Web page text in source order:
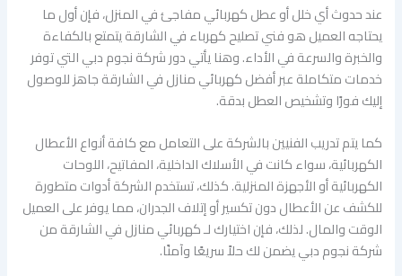
عند حدوث أي خلل أو عطل كهربائي مفاجئ في المنزل، فإن أول ما
يحتاجه العميل هو فني تصليح كهرباء في الشارقة يتمتع بالكفاءة
والخبرة والسرعة في الأداء. وهنا يأتي دور شركة نجوم دبي التي توفر
خدمات متكاملة عبر أفضل كهربائي منازل في الشارقة جاهز للوصول
إليك فورًا وتشخيص العطل بدقة.
كما يتم تدريب الفنيين بالشركة على التعامل مع كافة أنواع الأعطال
الكهربائية، سواء كانت في الأسلاك الداخلية، المفاتيح، اللوحات
الكهربائية أو الأجهزة المنزلية. كذلك، تستخدم الشركة أدوات متطورة
للكشف عن الأعطال دون تكسير أو إتلاف الجدران، مما يوفر على العميل
الوقت والمال. لذلك، فإن اختيارك لـ كهربائي منازل في الشارقة من
شركة نجوم دبي يضمن لك حلاً سريعًا وآمنًا.